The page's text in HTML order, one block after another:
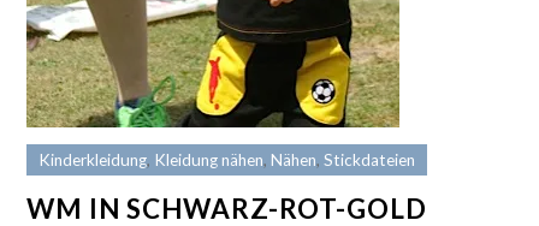
Kinderkleidung, Kleidung nähen,Nähen,Stickdateien
WM IN SCHWARZ-ROT-GOLD